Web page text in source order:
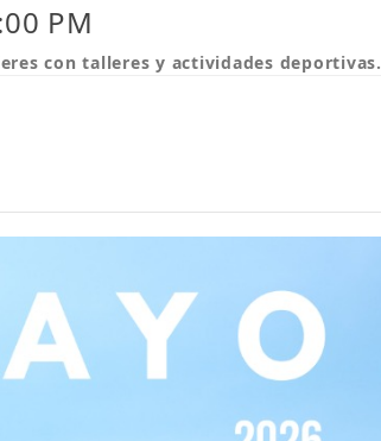
PM
con talleres y actividades deportivas.